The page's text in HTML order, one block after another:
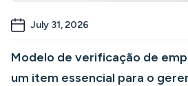
July 31, 2026
Modelo de verificação de
um item essencial para o